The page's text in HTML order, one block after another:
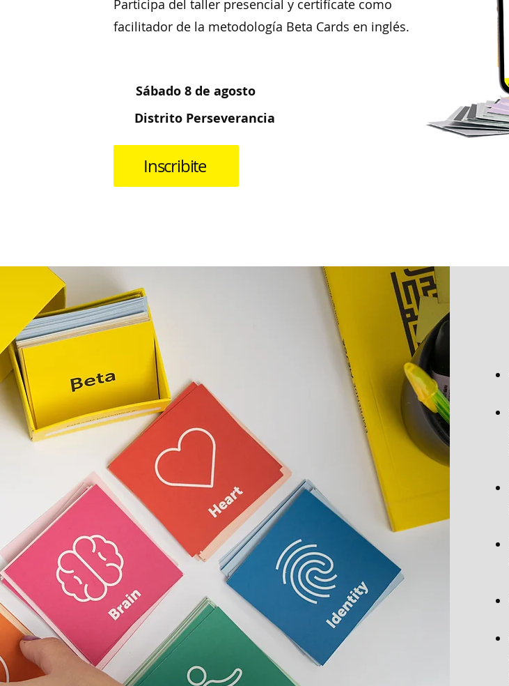
Participa del taller presencial y certifícate como
facilitador de la metodología Beta Cards en inglés.
Sábado 8 de agosto
Inscribite
Distrito Perseverancia